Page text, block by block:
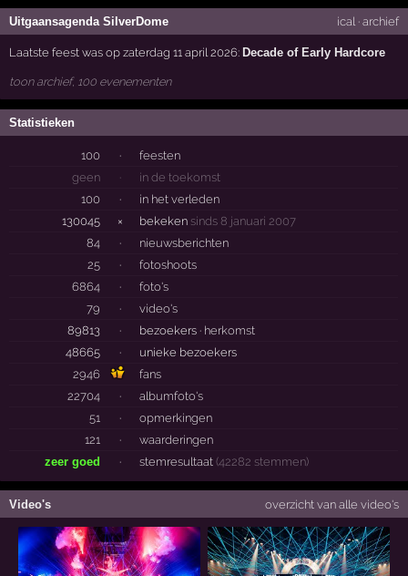
Uitgaansagenda SilverDome ical · archief
Laatste feest was op zaterdag 11 april 2026: Decade of Early Hardcore
toon archief, 100 evenementen
Statistieken
100 ·
feesten
geen
·
in de toekomst
100
·
in het verleden
130045
× bekeken sinds 8 januari 2007
84
·
nieuwsberichten
25
·
fotoshoots
6864
·
foto's
79
·
video's
89813
· bezoekers · herkomst
48665
·
unieke bezoekers
2946
fans
22704
·
albumfoto's
51
·
opmerkingen
121
·
waarderingen
zeer goed
· stemresultaat (42282 stemmen)
Video's overzicht van alle video's